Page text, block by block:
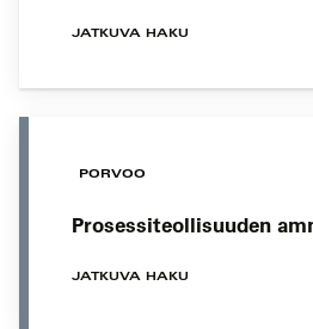
JATKUVA HAKU
PORVOO
Prosessiteollisuuden
JATKUVA HAKU